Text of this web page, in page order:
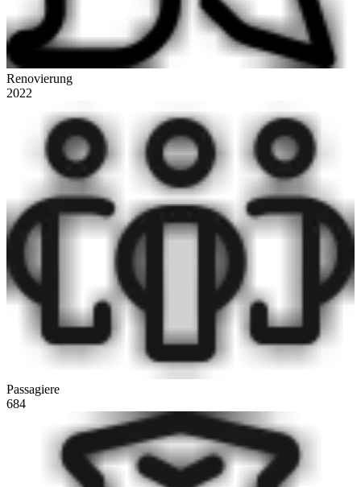
Renovierung
2022
Passagiere
684